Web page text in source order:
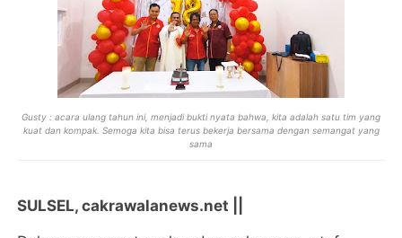
Gusty : acara ulang tahun ini, menjadi bukti nyata bahwa, kita adalah satu tim yang
kuat dan kompak. Semoga kita bisa terus bekerja bersama dengan semangat yang
sama
SULSEL, cakrawalanews.net ||